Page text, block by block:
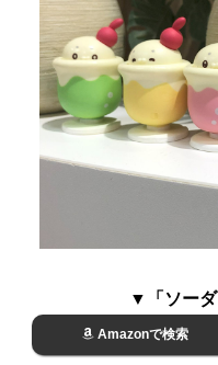
▼「ソーダ
Amazonで検索